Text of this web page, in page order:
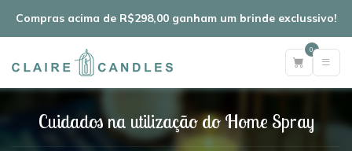
Compras acima de R$298,00 ganham um brinde exclussivo!
0
Cuidados na utilização do Home Spray